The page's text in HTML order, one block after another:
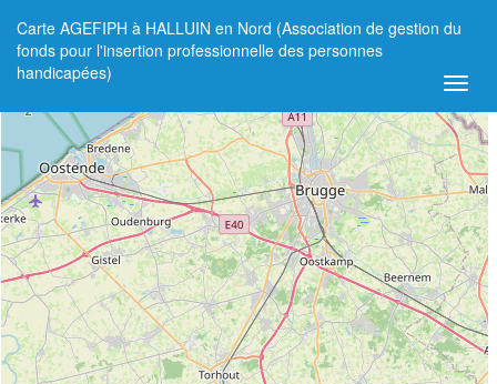
Carte AGEFIPH à HALLUIN en Nord (Association de gestion du
fonds pour l'insertion professionnelle des personnes
handicapées)
+
−